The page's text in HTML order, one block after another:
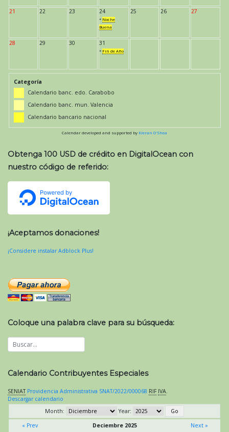
21 22 23 24
* Noche
Buena
25 26 27
28 29 30 31
* Fin de Año
Categoría
Calendario banc. edo. Carabobo
Calendario banc. mun. Valencia
Calendario bancario nacional
Calendar developed and supported by Kieran O'Shea
Obtenga 100 USD de crédito en DigitalOcean con
nuestro código de referido:
¡Aceptamos donaciones!
¡Considere instalar Adblock Plus!
Coloque una palabra clave para su búsqueda:
Calendario Contribuyentes Especiales
SENIAT Providencia Administrativa SNAT/2022/000068 RIF IVA
Descargar calendario
Month:
Year:
« Prev
Deciembre 2025 Next »